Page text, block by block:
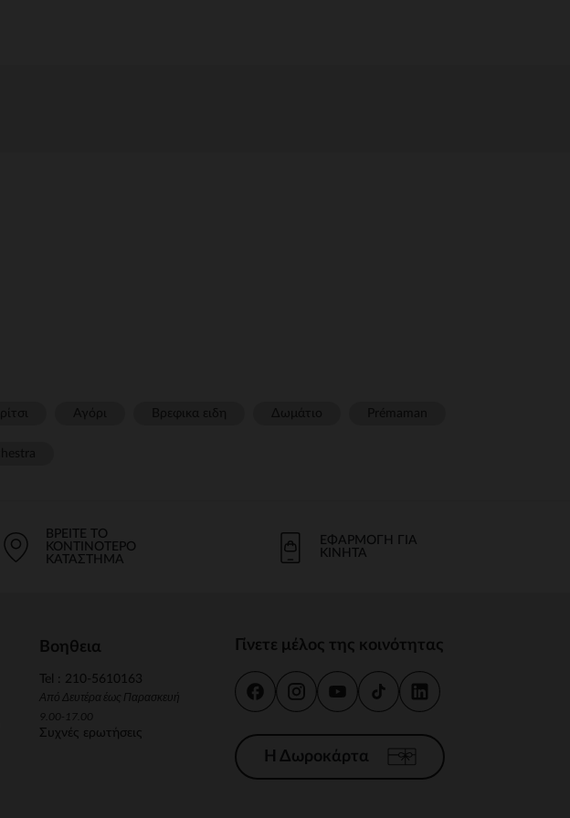
ΒΡΕΊΤΕ ΤΟ
ΚΟΝΤΙΝΌΤΕΡΟ
ΚΑΤΆΣΤΗΜΑ
ΕΦΑΡΜΟΓΉ ΓΙΑ
ΚΙΝΗΤΆ
Βοηθεια
Tel : 210-5610163
Από Δευτέρα έως Παρασκευή
9.00-17.00
Συχνές ερωτήσεις
Γίνετε μέλος της κοινότητας
Η Δωροκάρτα